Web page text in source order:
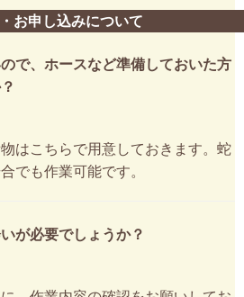
お申し込みについて
で、ホースなど準備しておいた方
はこちらで用意しておきます。蛇
でも作業可能です。
が必要でしょうか？